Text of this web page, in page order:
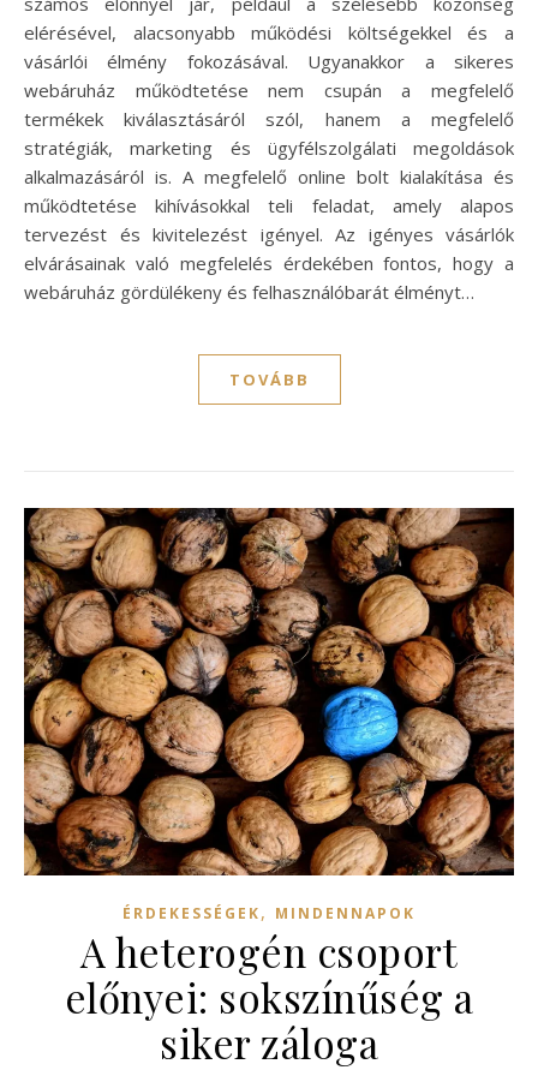
elérésével, alacsonyabb működési költségekkel és a
vásárlói élmény fokozásával. Ugyanakkor a sikeres
webáruház működtetése nem csupán a megfelelő
termékek kiválasztásáról szól, hanem a megfelelő
stratégiák, marketing és ügyfélszolgálati megoldások
alkalmazásáról is. A megfelelő online bolt kialakítása és
működtetése kihívásokkal teli feladat, amely alapos
tervezést és kivitelezést igényel. Az igényes vásárlók
elvárásainak való megfelelés érdekében fontos, hogy a
webáruház gördülékeny és felhasználóbarát élményt…
TOVÁBB
ÉRDEKESSÉGEK, MINDENNAPOK
A heterogén csoport
előnyei: sokszínűség a
siker záloga